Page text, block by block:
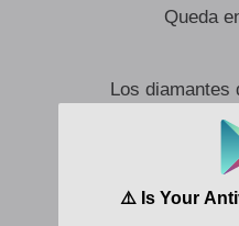
Queda
Los diamantes
La manera en
Qué rico cómo
Deja de decir